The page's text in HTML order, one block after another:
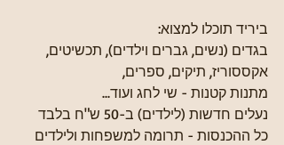
ביריד תוכלו למצוא:
בגדים (נשים, גברים וילדים), תכשיטים,
אקססוריז, תיקים, ספרים,
מתנות קטנות - שי לחג ועוד...
נעלים חדשות (לילדים) ב-50 ש"ח בלבד
כל ההכנסות - תרומה למשפחות ולילדים